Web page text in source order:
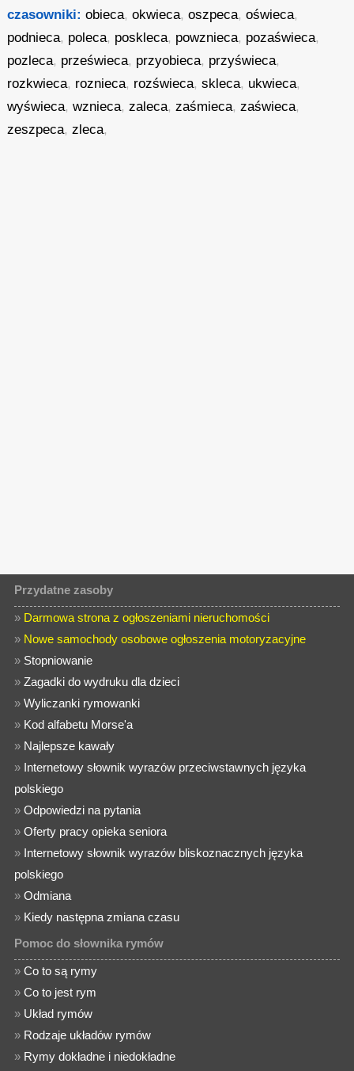
czasowniki: obieca,okwieca,oszpeca,oświeca,
podnieca, poleca, poskleca, powznieca, pozaświeca,
pozleca, prześwieca, przyobieca, przyświeca,
rozkwieca, roznieca, rozświeca,skleca, ukwieca,
wyświeca,wznieca,zaleca,zaśmieca,zaświeca,
zeszpeca,zleca,
Przydatne zasoby
» Darmowa strona z ogłoszeniami nieruchomości
» Nowe samochody osobowe ogłoszenia motoryzacyjne
» Stopniowanie
»Zagadki do wydruku dla dzieci
»Wyliczanki rymowanki
» Kod alfabetu Morse'a
» Najlepsze kawały
» Internetowy słownik wyrazów przeciwstawnych języka
polskiego
»Odpowiedzi na pytania
»Oferty pracy opieka seniora
» Internetowy słownik wyrazów bliskoznacznych języka
polskiego
»Odmiana
» Kiedy następna zmiana czasu
Pomoc do słownika rymów
»Co to są rymy
»Co to jest rym
» Układ rymów
» Rodzaje układów rymów
» Rymy dokładne i niedokładne